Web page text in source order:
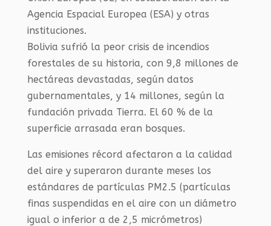
Agencia Espacial Europea (ESA) y otras
instituciones.
Bolivia sufrió la peor crisis de incendios
forestales de su historia, con 9,8 millones de
hectáreas devastadas, según datos
gubernamentales, y 14 millones, según la
fundación privada Tierra. El 60 % de la
superficie arrasada eran bosques.
Las emisiones récord afectaron a la calidad
del aire y superaron durante meses los
estándares de partículas PM2.5 (partículas
finas suspendidas en el aire con un diámetro
igual o inferior a de 2,5 micrómetros)